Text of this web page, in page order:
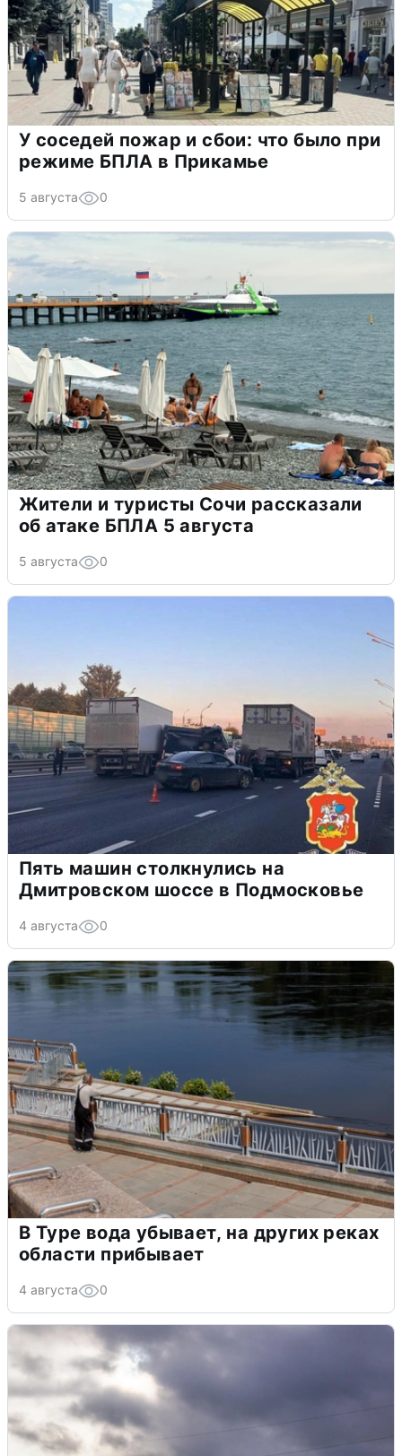
У соседей пожар и сбои: что было при
режиме БПЛА в Прикамье
5 августа 0
Жители и туристы Сочи рассказали
об атаке БПЛА 5 августа
5 августа 0
Пять машин столкнулись на
Дмитровском шоссе в Подмосковье
4 августа 0
В Туре вода убывает, на других реках
области прибывает
4 августа 0